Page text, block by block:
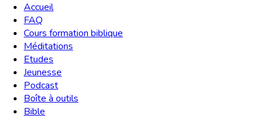
Accueil
FAQ
Cours formation biblique
Méditations
Etudes
Jeunesse
Podcast
Boîte à outils
Bible